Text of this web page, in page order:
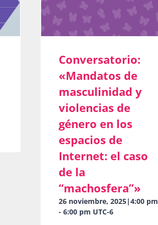
Conversatorio:
«Mandatos de
masculinidad y
violencias de
género en los
espacios de
Internet: el caso
de la
“machosfera”»
26 noviembre, 2025|4:00 pm
-6:00 pm UTC-6